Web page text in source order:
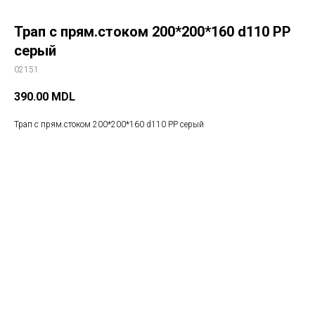
Трап с прям.стоком 200*200*160 d110 РР
серый
02151
390.00 MDL
Трап с прям.стоком 200*200*160 d110 РР серый